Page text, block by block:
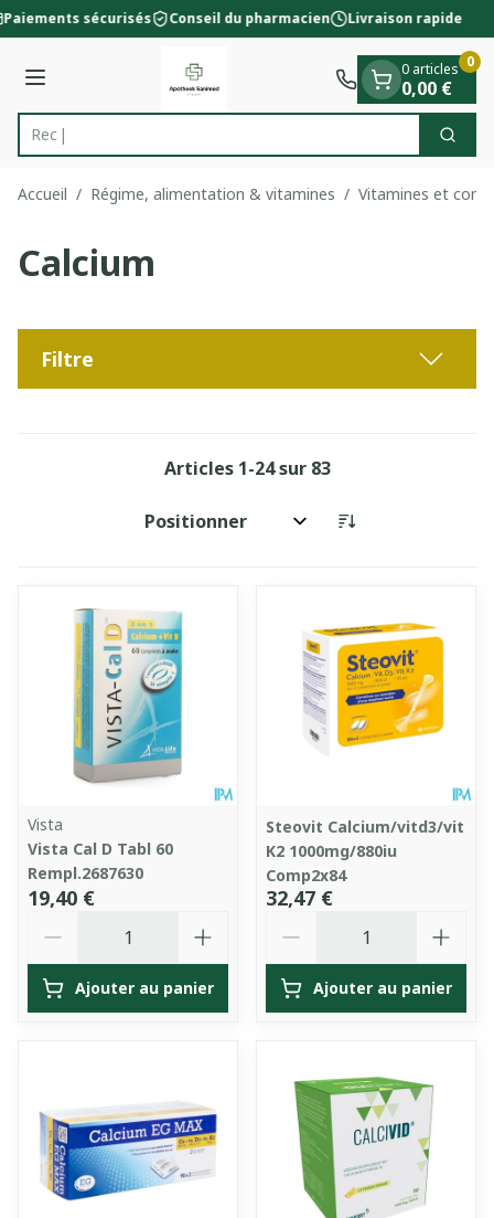
Aller au contenu
1 de 1
sécurisés Conseil du pharmacien Livraison rapide
Menu
Rechercher
Tr
0 articles
0,00 €
0
Accueil / Régime, alimentation & vitamines / Vitamines et
Calcium
Filtre
Articles 1-24sur 83
Trier par:
Vista
Vista Cal D Tabl 60
Rempl.2687630
19,40 €
Ajouter au panier
Steovit Calcium/vitd3/vit
K2 1000mg/880iu
Comp2x84
32,47 €
Ajouter au panier